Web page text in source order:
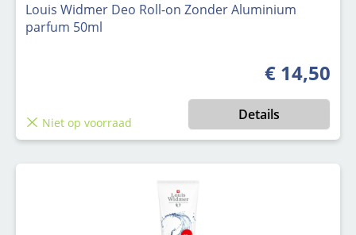
Louis Widmer Deo Roll-on Zonder Aluminium
parfum 50ml
Normale
€ 14,50
Niet op voorraad Details